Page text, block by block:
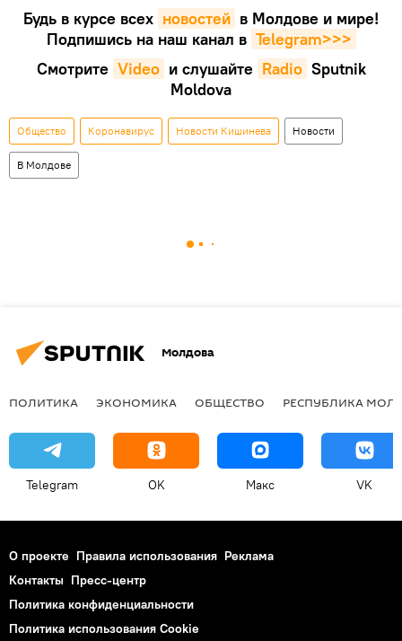
Будь в курсе всех новостей в Молдове и мире!
Подпишись на наш канал в Telegram>>>
Смотрите Video и слушайте Radio Sputnik
Moldova
Общество Коронавирус Новости Кишинева Новости
В Молдове
Молдова
ПОЛИТИКА ЭКОНОМИКА ОБЩЕСТВО РЕСПУБЛИКА
Telegram OK Макс VK
О проекте Правила использования Реклама
Контакты Пресс-центр
Политика конфиденциальности
Политика использования Cookie